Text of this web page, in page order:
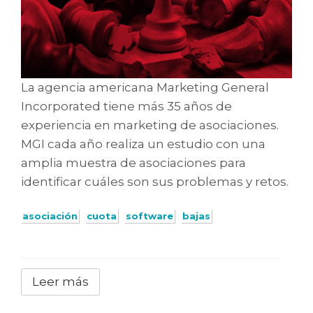
o
n
La agencia americana Marketing General
Incorporated tiene más 35 años de
experiencia en marketing de asociaciones.
MGI cada año realiza un estudio con una
amplia muestra de asociaciones para
identificar cuáles son sus problemas y retos.
asociación cuota software bajas
Leer más